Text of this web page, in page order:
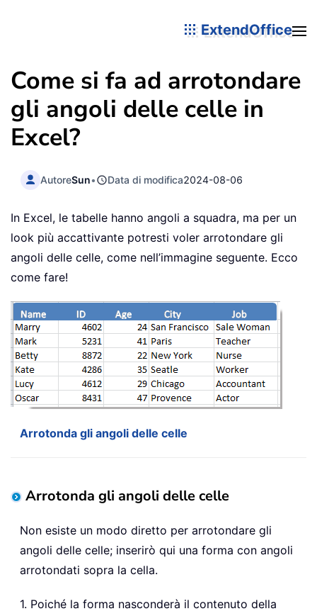
ExtendOffice
Come si fa ad arrotondare
gli angoli delle celle in
Excel?
AutoreSun• Data di modifica2024-08-06
In Excel, le tabelle hanno angoli a squadra, ma per un
look più accattivante potresti voler arrotondare gli
angoli delle celle, come nell’immagine seguente. Ecco
come fare!
Arrotonda gli angoli delle celle
Arrotonda gli angoli delle celle
Non esiste un modo diretto per arrotondare gli
angoli delle celle; inserirò qui una forma con angoli
arrotondati sopra la cella.
1. Poiché la forma nasconderà il contenuto della